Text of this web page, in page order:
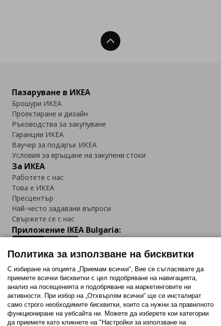
Нагоре
Пазаруване в ИКЕА
Брошури ИКЕА
Проектиране и дизайн
Ръководства за закупуване
Гаранции ИКЕА
Ваучер за подарък ИКЕА
Условия за връщане на закупени стоки
За ИКЕА
Работете с нас
Това е ИКЕА
Пресцентър
Най-често задавани въпроси
Свържете се с нас
Приложение IKEA Bulgaria:
Последвайте ни:
FacebookTwitterYoutubePinterestInstagram
Политика за използване на бисквитки
С избиране на опцията „Приемам всички“, Вие се съгласявате да
приемете всички бисквитки с цел подобряване на навигацията,
анализ на посещенията и подобряване на маркетинговите ни
активности. При избор на „Отхвърлям всички“ ще се инсталират
само строго необходимитe бисквитки, които са нужни за правилното
функциониране на уебсайта ни. Можете да изберете кои категории
да приемете като кликнете на "Настройки за използване на